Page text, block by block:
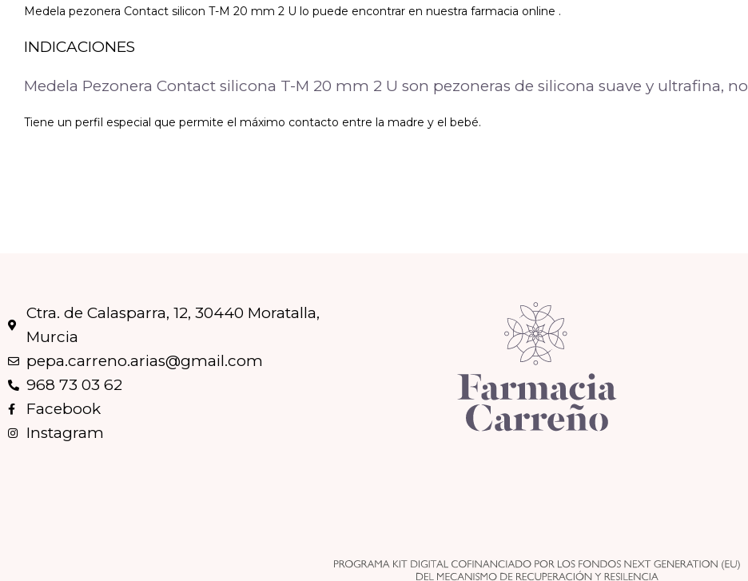
Medela pezonera Contact silicon T-M 20 mm 2 U lo puede encontrar en nuestra farmacia online .
INDICACIONES
Medela Pezonera Contact silicona T-M 20 mm 2 U son pezoneras de silicona suave y ultrafina,
Tiene un perfil especial que permite el máximo contacto entre la madre y el bebé.
Ctra. de Calasparra, 12, 30440 Moratalla,
Murcia
pepa.carreno.arias@gmail.com
968 73 03 62
Facebook
Instagram